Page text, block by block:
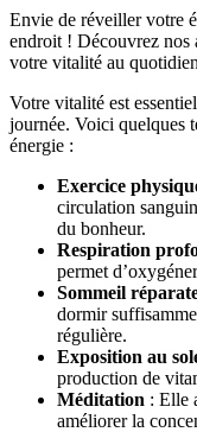
Envie de réveiller votre
endroit ! Découvrez nos
votre vitalité au
Votre vitalité est
journée. Voici quelques
énergie :
Exercice
circulation
du bonheur.
Respiration
permet
Sommeil
dormir
régulière.
Exposition au
production de
Méditation : Elle
améliorer la